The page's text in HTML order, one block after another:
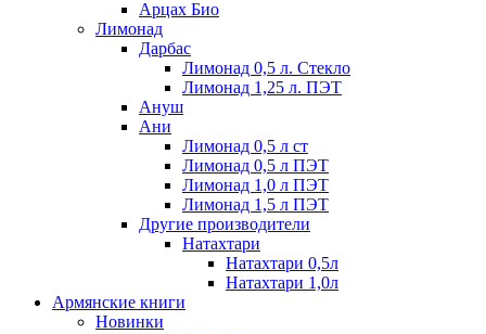
Арцах Био
Лимонад
Дарбас
Лимонад 0,5 л. Стекло
Лимонад 1,25 л. ПЭТ
Ануш
Ани
Лимонад 0,5 л ст
Лимонад 0,5 л ПЭТ
Лимонад 1,0 л ПЭТ
Лимонад 1,5 л ПЭТ
Другие производители
Натахтари
Натахтари 0,5л
Натахтари 1,0л
Армянские книги
Новинки